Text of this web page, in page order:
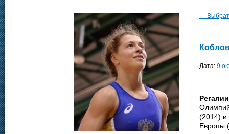
←
Дата: 9
(2014) и
Европы